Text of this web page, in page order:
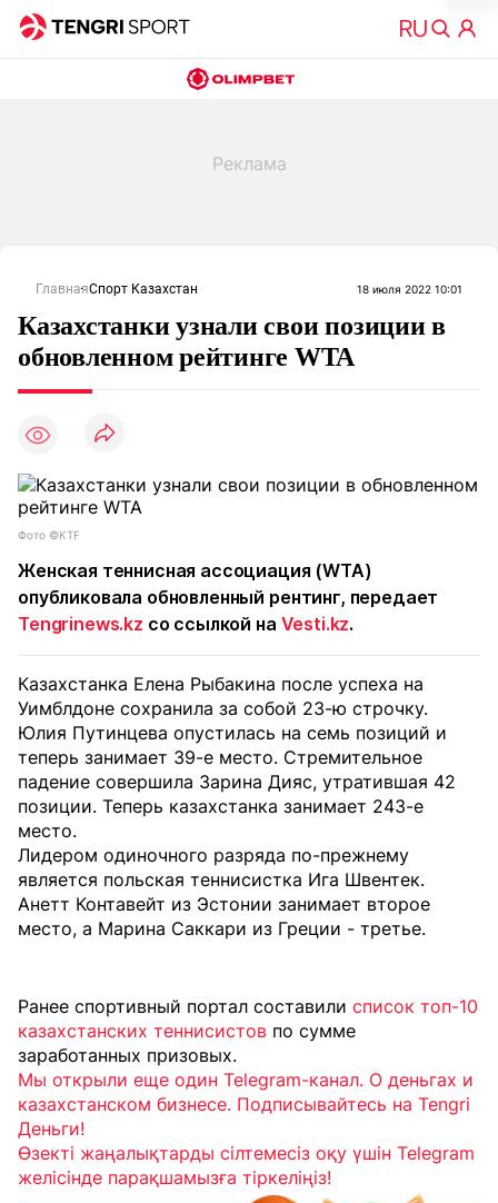
ГлавнаяСпорт Казахстан 18 июля 2022 10:01
Казахстанки узнали свои позиции в
обновленном рейтинге WTA
Фото ©KTF
Женская теннисная ассоциация (WTA)
опубликовала обновленный рентинг, передает
Tengrinews.kz со ссылкой на Vesti.kz.
Казахстанка Елена Рыбакина после успеха на
Уимблдоне сохранила за собой 23-ю строчку.
Юлия Путинцева опустилась на семь позиций и
теперь занимает 39-е место. Стремительное
падение совершила Зарина Дияс, утратившая 42
позиции. Теперь казахстанка занимает 243-е
место.
Лидером одиночного разряда по-прежнему
является польская теннисистка Ига Швентек.
Анетт Контавейт из Эстонии занимает второе
место, а Марина Саккари из Греции - третье.
Ранее спортивный портал составили список топ-10
казахстанских теннисистов по сумме
заработанных призовых.
Мы открыли еще один Telegram-канал. О деньгах и
казахстанском бизнесе. Подписывайтесь на Tengri
Деньги!
Өзекті жаңалықтарды сілтемесіз оқу үшін Telegram
желісінде парақшамызға тіркеліңіз!